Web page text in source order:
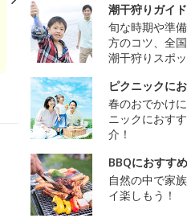
潮干狩りガイド
旬な時期や準
方のコツ、全
潮干狩りスポ
ピクニックに
春のおでかけ
ニックにおす
介！
BBQにおすす
自然の中で家
イ楽しもう！